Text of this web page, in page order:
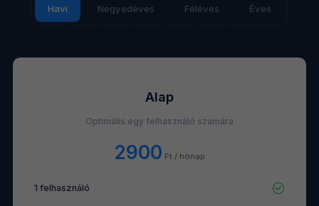
Havi Negyedéves Féléves Éves
Alap
Optimális egy felhasználó számára
2900 Ft / hónap
1 felhasználó